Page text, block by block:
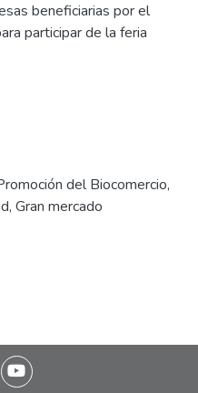
beneficiarias por el
participar de la feria
del Biocomercio,
, Gran mercado